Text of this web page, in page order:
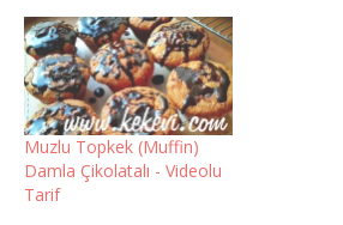
Muzlu Topkek (Muffin)
Damla Çikolatalı - Videolu
Tarif